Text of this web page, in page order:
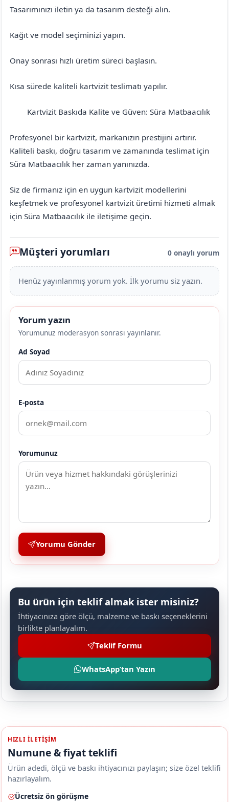
Tasarımınızı iletin ya da tasarım desteği alın.
Kağıt ve model seçiminizi yapın.
Onay sonrası hızlı üretim süreci başlasın.
Kısa sürede kaliteli kartvizit teslimatı yapılır.
Kartvizit Baskıda Kalite ve Güven: Süra Matbaacılık
Profesyonel bir kartvizit, markanızın prestijini artırır.
Kaliteli baskı, doğru tasarım ve zamanında teslimat için
Süra Matbaacılık her zaman yanınızda.
Siz de firmanız için en uygun kartvizit modellerini
keşfetmek ve profesyonel kartvizit üretimi hizmeti almak
için Süra Matbaacılık ile iletişime geçin.
Müşteri yorumları 0 onaylı yorum
Henüz yayınlanmış yorum yok. İlk yorumu siz yazın.
Yorum yazın
Yorumunuz moderasyon sonrası yayınlanır.
Ad Soyad
E-posta
Yorumunuz
Yorumu Gönder
Bu ürün için teklif almak ister misiniz?
İhtiyacınıza göre ölçü, malzeme ve baskı seçeneklerini
birlikte planlayalım.
Teklif Formu
WhatsApp’tan Yazın
HIZLI ILETIŞIM
Numune & fiyat teklifi
Ürün adedi, ölçü ve baskı ihtiyacınızı paylaşın; size özel teklifi
hazırlayalım.
Ücretsiz ön görüşme